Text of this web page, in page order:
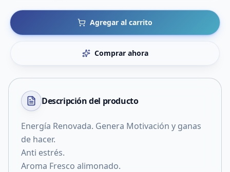
Agregar al carrito
Comprar ahora
Descripción del producto
Energía Renovada. Genera Motivación y ganas
de hacer.
Anti estrés.
Aroma Fresco alimonado.